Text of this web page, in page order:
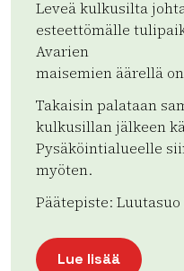
Leveä kulkusilta
esteettömälle
Avarien
maisemien äärellä
Takaisin palataan
kulkusillan jälkeen
Pysäköintialueelle
myöten.
Päätepiste: Luutasuo
Lue lisää